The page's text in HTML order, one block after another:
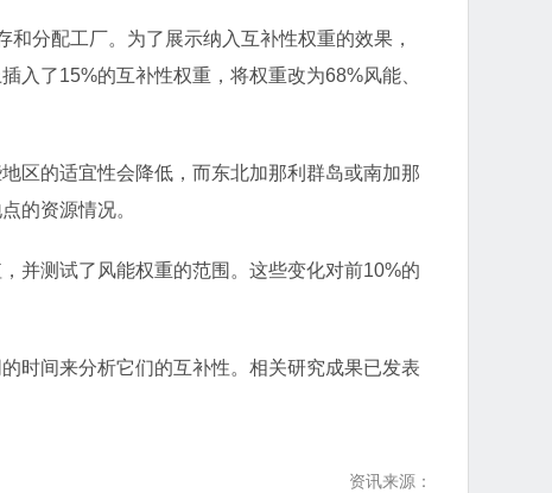
分配工厂。为了展示纳入互补性权重的效果，
入了15%的互补性权重，将权重改为68%风能、
区的适宜性会降低，而东北加那利群岛或南加那
的资源情况。
并测试了风能权重的范围。这些变化对前10%的
时间来分析它们的互补性。相关研究成果已发表
资讯来源：